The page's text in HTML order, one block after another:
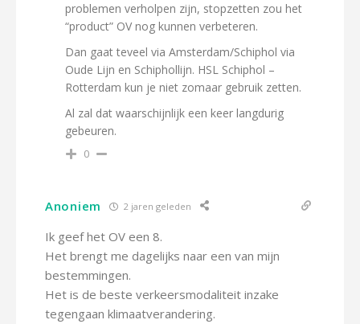
problemen verholpen zijn, stopzetten zou het
“product” OV nog kunnen verbeteren.
Dan gaat teveel via Amsterdam/Schiphol via
Oude Lijn en Schiphollijn. HSL Schiphol –
Rotterdam kun je niet zomaar gebruik zetten.
Al zal dat waarschijnlijk een keer langdurig
gebeuren.
0
Anoniem 2 jaren geleden
Ik geef het OV een 8.
Het brengt me dagelijks naar een van mijn
bestemmingen.
Het is de beste verkeersmodaliteit inzake
tegengaan klimaatverandering.